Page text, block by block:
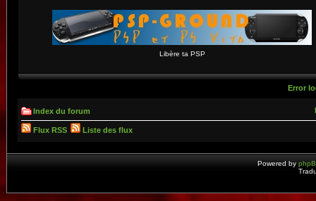
Libère ta PSP
Error
Index du forum
Flux RSS Liste des flux
Powered by